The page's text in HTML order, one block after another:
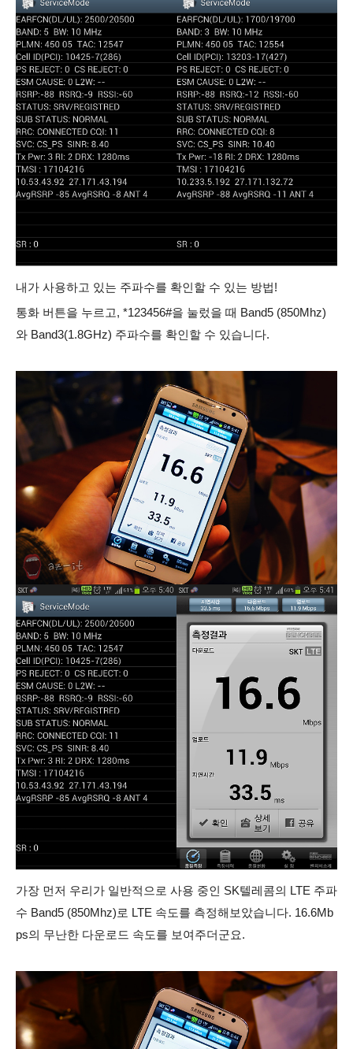
내가 사용하고 있는 주파수를 확인할 수 있는 방법!
통화 버튼을 누르고, *123456#을 눌렀을 때 Band5 (850Mhz)
와 Band3(1.8GHz) 주파수를 확인할 수 있습니다.
가장 먼저 우리가 일반적으로 사용 중인 SK텔레콤의 LTE 주파
수 Band5 (850Mhz)로 LTE 속도를 측정해보았습니다. 16.6Mb
ps의 무난한 다운로드 속도를 보여주더군요.